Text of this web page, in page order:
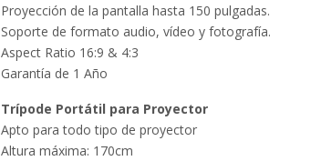
Proyección de la pantalla hasta 150 pulgadas.
Soporte de formato audio, vídeo y fotografía.
Aspect Ratio 16:9 & 4:3
Garantía de 1 Año
Trípode Portátil para Proyector
Apto para todo tipo de proyector
Altura máxima: 170cm